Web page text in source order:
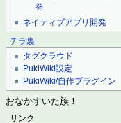
発
ネイティブアプリ開発
チラ裏
タグクラウド
PukiWiki設定
PukiWiki/自作プラグイン
おなかすいた族！
リンク